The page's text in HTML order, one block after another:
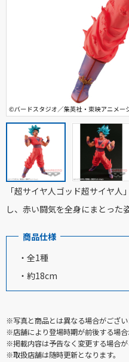
「超サイヤ人ゴッド超サイヤ
し、赤い闘気を全身にまとった
商品仕様
・全1種
・約18cm
※写真と商品とは異なる場合がござい
※店舗により登場時期が前後する場合
※掲載内容は予告なく変更する場合が
※取扱店舗は随時更新となります。